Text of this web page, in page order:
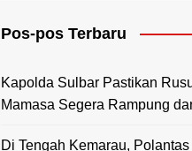
Mamasa
Pos-pos Terbaru
Kapolda Sulbar Pastikan
Mamasa Segera Rampung
Di Tengah Kemarau,